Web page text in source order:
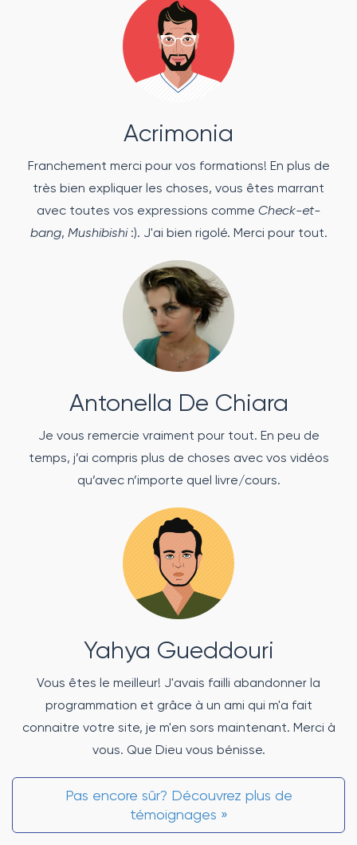
Acrimonia
Franchement merci pour vos formations! En plus de
très bien expliquer les choses, vous êtes marrant
avec toutes vos expressions comme Check-et-
bang, Mushibishi:). J'ai bien rigolé. Merci pour tout.
Antonella De Chiara
Je vous remercie vraiment pour tout. En peu de
temps, j’ai compris plus de choses avec vos vidéos
qu’avec n’importe quel livre/cours.
Yahya Gueddouri
Vous êtes le meilleur! J'avais failli abandonner la
programmation et grâce à un ami qui m'a fait
connaitre votre site, je m'en sors maintenant. Merci à
vous. Que Dieu vous bénisse.
Pas encore sûr? Découvrez plus de
témoignages »